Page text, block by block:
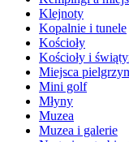
Klejnoty
Kopalnie i tunele
Kościoły
Kościoły i
Miejsca
Mini golf
Młyny
Muzea
Muzea i galerie